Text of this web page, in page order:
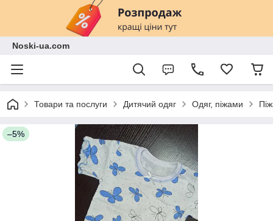
Noski-ua.com
Товари та послуги Дитячий одяг Одяг, піжами
–5%